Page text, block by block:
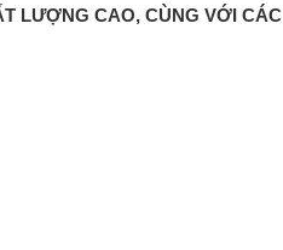
LƯỢNG CAO, CÙNG VỚI